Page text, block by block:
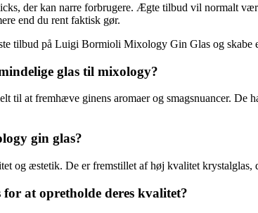
der kan narre forbrugere. Ægte tilbud vil normalt
end du rent faktisk gør.
tilbud på Luigi Bormioli Mixology Gin Glas og
glas til mixology?
at fremhæve ginens aromaer og smagsnuancer. De
gin glas?
æstetik. De er fremstillet af høj kvalitet krystalglas,
at opretholde deres kvalitet?